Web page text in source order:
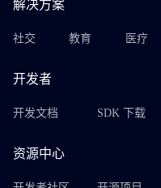
解决方案
社交 教育 医疗
开发者
开发文档 SDK 下载
资源中心